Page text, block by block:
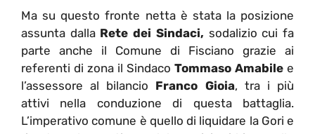
Ma su questo fronte netta è stata la posizione
assunta dalla Rete dei Sindaci, sodalizio cui fa
parte anche il Comune di Fisciano grazie ai
referenti di zona il Sindaco Tommaso Amabile e
l’assessore al bilancio Franco Gioia, tra i più
attivi nella conduzione di questa battaglia.
L’imperativo comune è quello di liquidare la Gori e